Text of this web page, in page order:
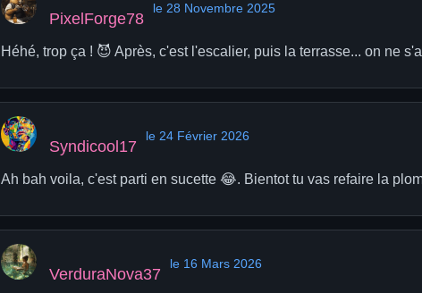
PixelForge78
le 28 Novembre 2025
Héhé, trop ça ! 😈 Après, c'est l'escalier, puis la terrasse... on ne
Syndicool17
le 24 Février 2026
Ah bah voila, c'est parti en sucette 😂. Bientot tu vas refaire la
VerduraNova37
le 16 Mars 2026